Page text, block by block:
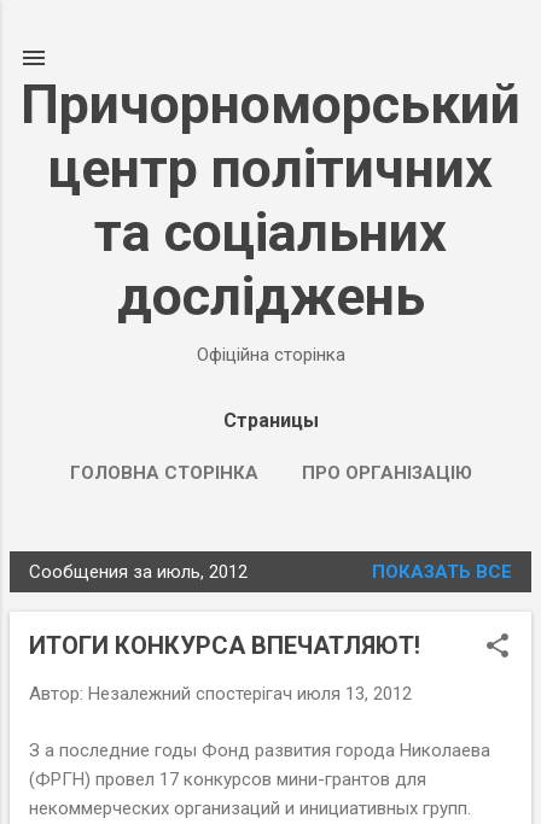
Причорноморський
центр політичних
та соціальних
досліджень
Офіційна сторінка
Страницы
ГОЛОВНА СТОРІНКА ПРО ОРГАНІЗАЦІЮ
С
о
Сообщения за июль, 2012 ПОКАЗАТЬ ВСЕ
ИТОГИ КОНКУРСА ВПЕЧАТЛЯЮТ!
Автор: Незалежний спостерігач июля 13, 2012
З а последние годы Фонд развития города Николаева
(ФРГН) провел 17 конкурсов мини-грантов для
некоммерческих организаций и инициативных групп.